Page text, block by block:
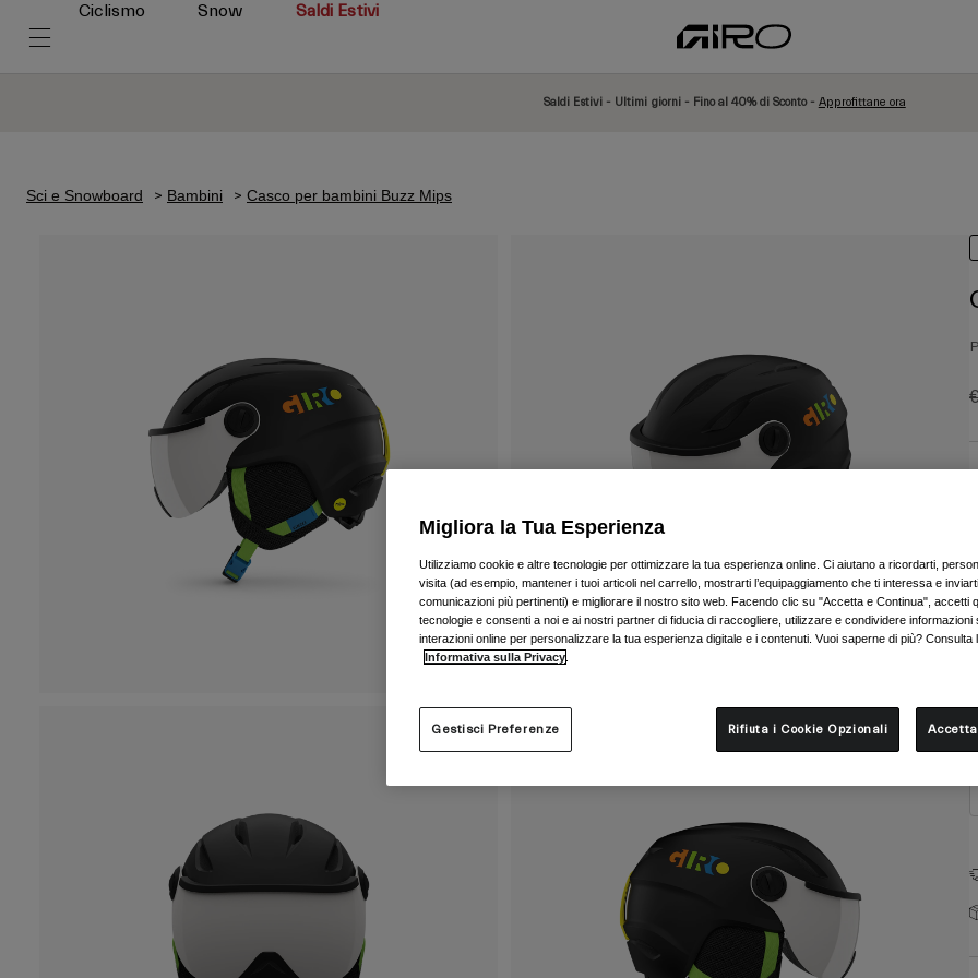
Ciclismo Snow Saldi Estivi
Saldi Estivi - Ultimi giorni - Fino al 40% di Sconto - Approfittane ora
Sci e Snowboard Bambini Casco per bambini Buzz Mips
Migliora la Tua Esperienza
Utilizziamo cookie e altre tecnologie per ottimizzare la tua esperienza online. Ci aiutano a ricordarti,
visita (ad esempio, mantener i tuoi articoli nel carrello, mostrarti l’equipaggiamento che ti interessa e
comunicazioni più pertinenti) e migliorare il nostro sito web. Facendo clic su "Accetta e Continua", accetti
tecnologie e consenti a noi e ai nostri partner di fiducia di raccogliere, utilizzare e condividere informazioni
interazioni online per personalizzare la tua esperienza digitale e i contenuti. Vuoi saperne di più? Consulta
Informativa sulla Privacy
Gestisci Preferenze Rifiuta i Cookie Opzionali